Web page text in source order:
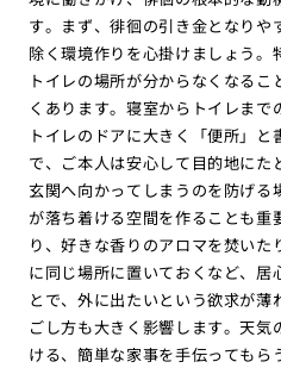
す。まず、徘徊の引き金となりや
除く環境作りを心掛けましょう。
トイレの場所が分からなくなる
くあります。寝室からトイレまで
トイレのドアに大きく「便所」
で、ご本人は安心して目的地にた
玄関へ向かってしまうのを防げる
が落ち着ける空間を作ることも重
り、好きな香りのアロマを焚い
に同じ場所に置いておくなど、居
とで、外に出たいという欲求が
ごし方も大きく影響します。天
ける、簡単な家事を手伝っても